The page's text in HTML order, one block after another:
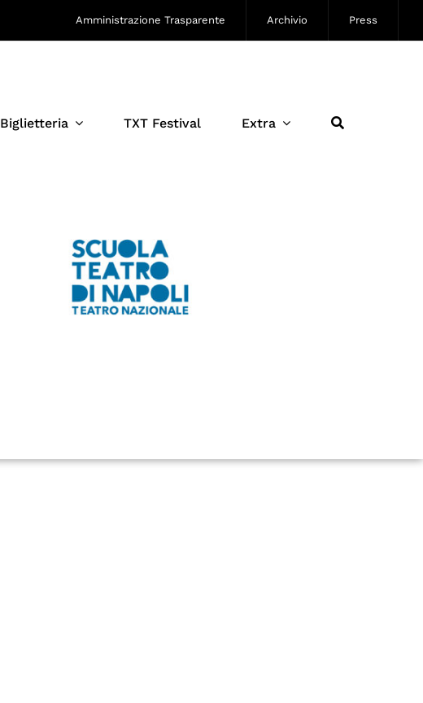
Amministrazione Trasparente Archivio Press
Biglietteria TXT Festival Extra